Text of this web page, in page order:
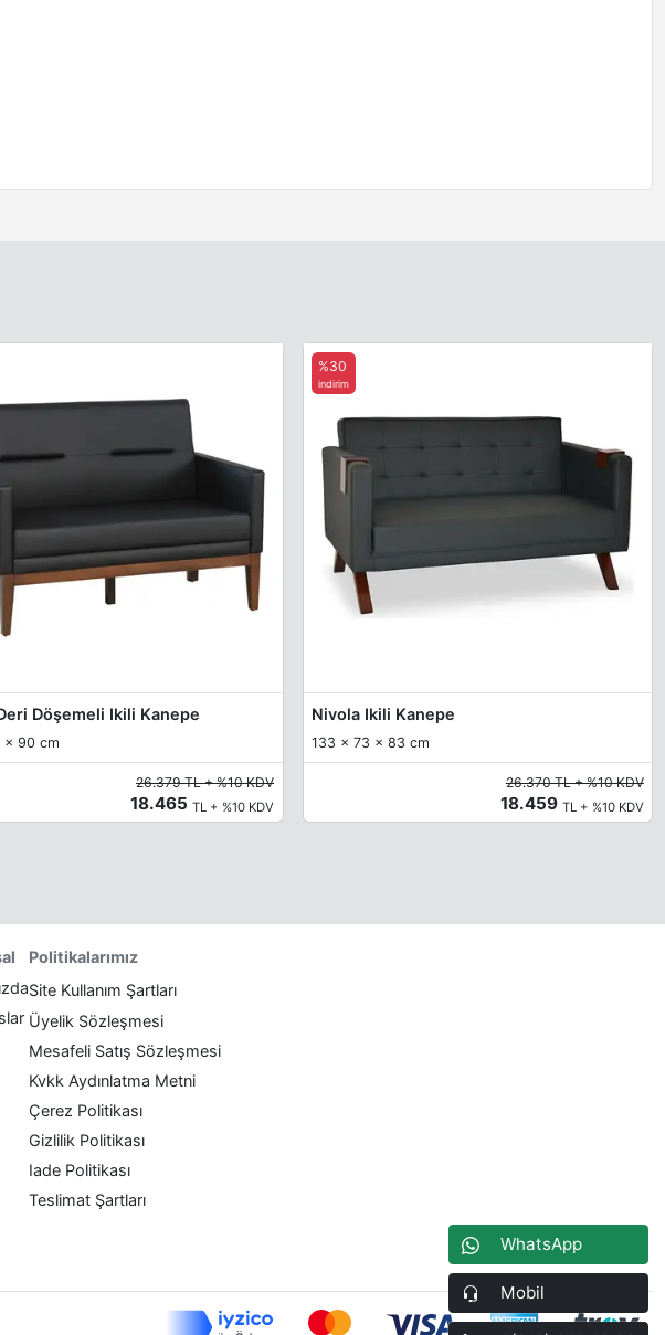
Döşemeli Ikili Kanepe
x 90 cm
26.379 TL + %10 KDV
18.465TL + %10 KDV
Nivola Ikili Kanepe
133 x 73 x 83 cm
%30
indirim
26.370 TL + %10 KDV
18.459 TL + %10 KDV
WhatsApp
Mobil
Politikalarımız
Site Kullanım Şartları
Üyelik Sözleşmesi
Mesafeli Satış Sözleşmesi
Kvkk Aydınlatma Metni
Çerez Politikası
Gizlilik Politikası
Iade Politikası
Teslimat Şartları